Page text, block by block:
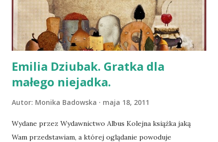
Emilia Dziubak. Gratka dla
małego niejadka.
Autor: Monika Badowska maja 18, 2011
Wydane przez Wydawnictwo Albus Kolejna książka jaką
Wam przedstawiam, a której oglądanie powoduje